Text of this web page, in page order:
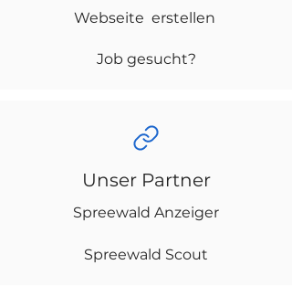
Webseite erstellen
Job gesucht?
Unser Partner
Spreewald Anzeiger
Spreewald Scout